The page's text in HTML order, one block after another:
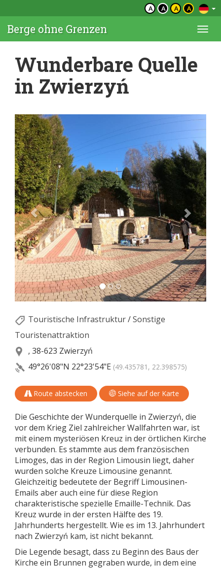
A A A A
Berge ohne Grenzen
Wunderbare Quelle
in Zwierzyń
Touristische Infrastruktur/Sonstige
Touristenattraktion
, 38-623 Zwierzyń
49°26'08"N 22°23'54"E (49.435781, 22.398575)
Route abstecken Siehe auf der Karte
Die Geschichte der Wunderquelle in Zwierzyń, die
vor dem Krieg Ziel zahlreicher Wallfahrten war, ist
mit einem mysteriösen Kreuz in der örtlichen Kirche
verbunden. Es stammte aus dem französischen
Limoges, das in der Region Limousin liegt, daher
wurden solche Kreuze Limousine genannt.
Gleichzeitig bedeutete der Begriff Limousinen-
Emails aber auch eine für diese Region
charakteristische spezielle Emaille-Technik. Das
Kreuz wurde in der ersten Hälfte des 19.
Jahrhunderts hergestellt. Wie es im 13. Jahrhundert
nach Zwierzyń kam, ist nicht bekannt.
Die Legende besagt, dass zu Beginn des Baus der
Kirche ein Brunnen gegraben wurde, in dem eine